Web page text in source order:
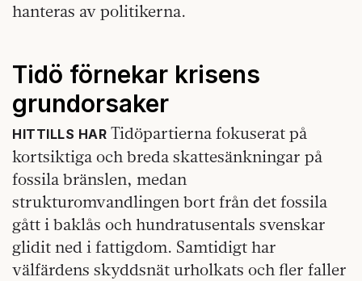
hanteras av politikerna.
Tidö förnekar krisens
grundorsaker
HITTILLS HAR Tidöpartierna fokuserat på
kortsiktiga och breda skattesänkningar på
fossila bränslen, medan
strukturomvandlingen bort från det fossila
gått i baklås och hundratusentals svenskar
glidit ned i fattigdom. Samtidigt har
välfärdens skyddsnät urholkats och fler faller